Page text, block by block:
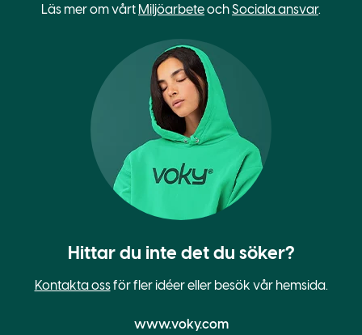
Läs mer om vårt MiljöarbeteochSociala ansvar.
Hittar du inte det du söker?
Kontakta ossför fler idéer eller besök vår hemsida.
www.voky.com